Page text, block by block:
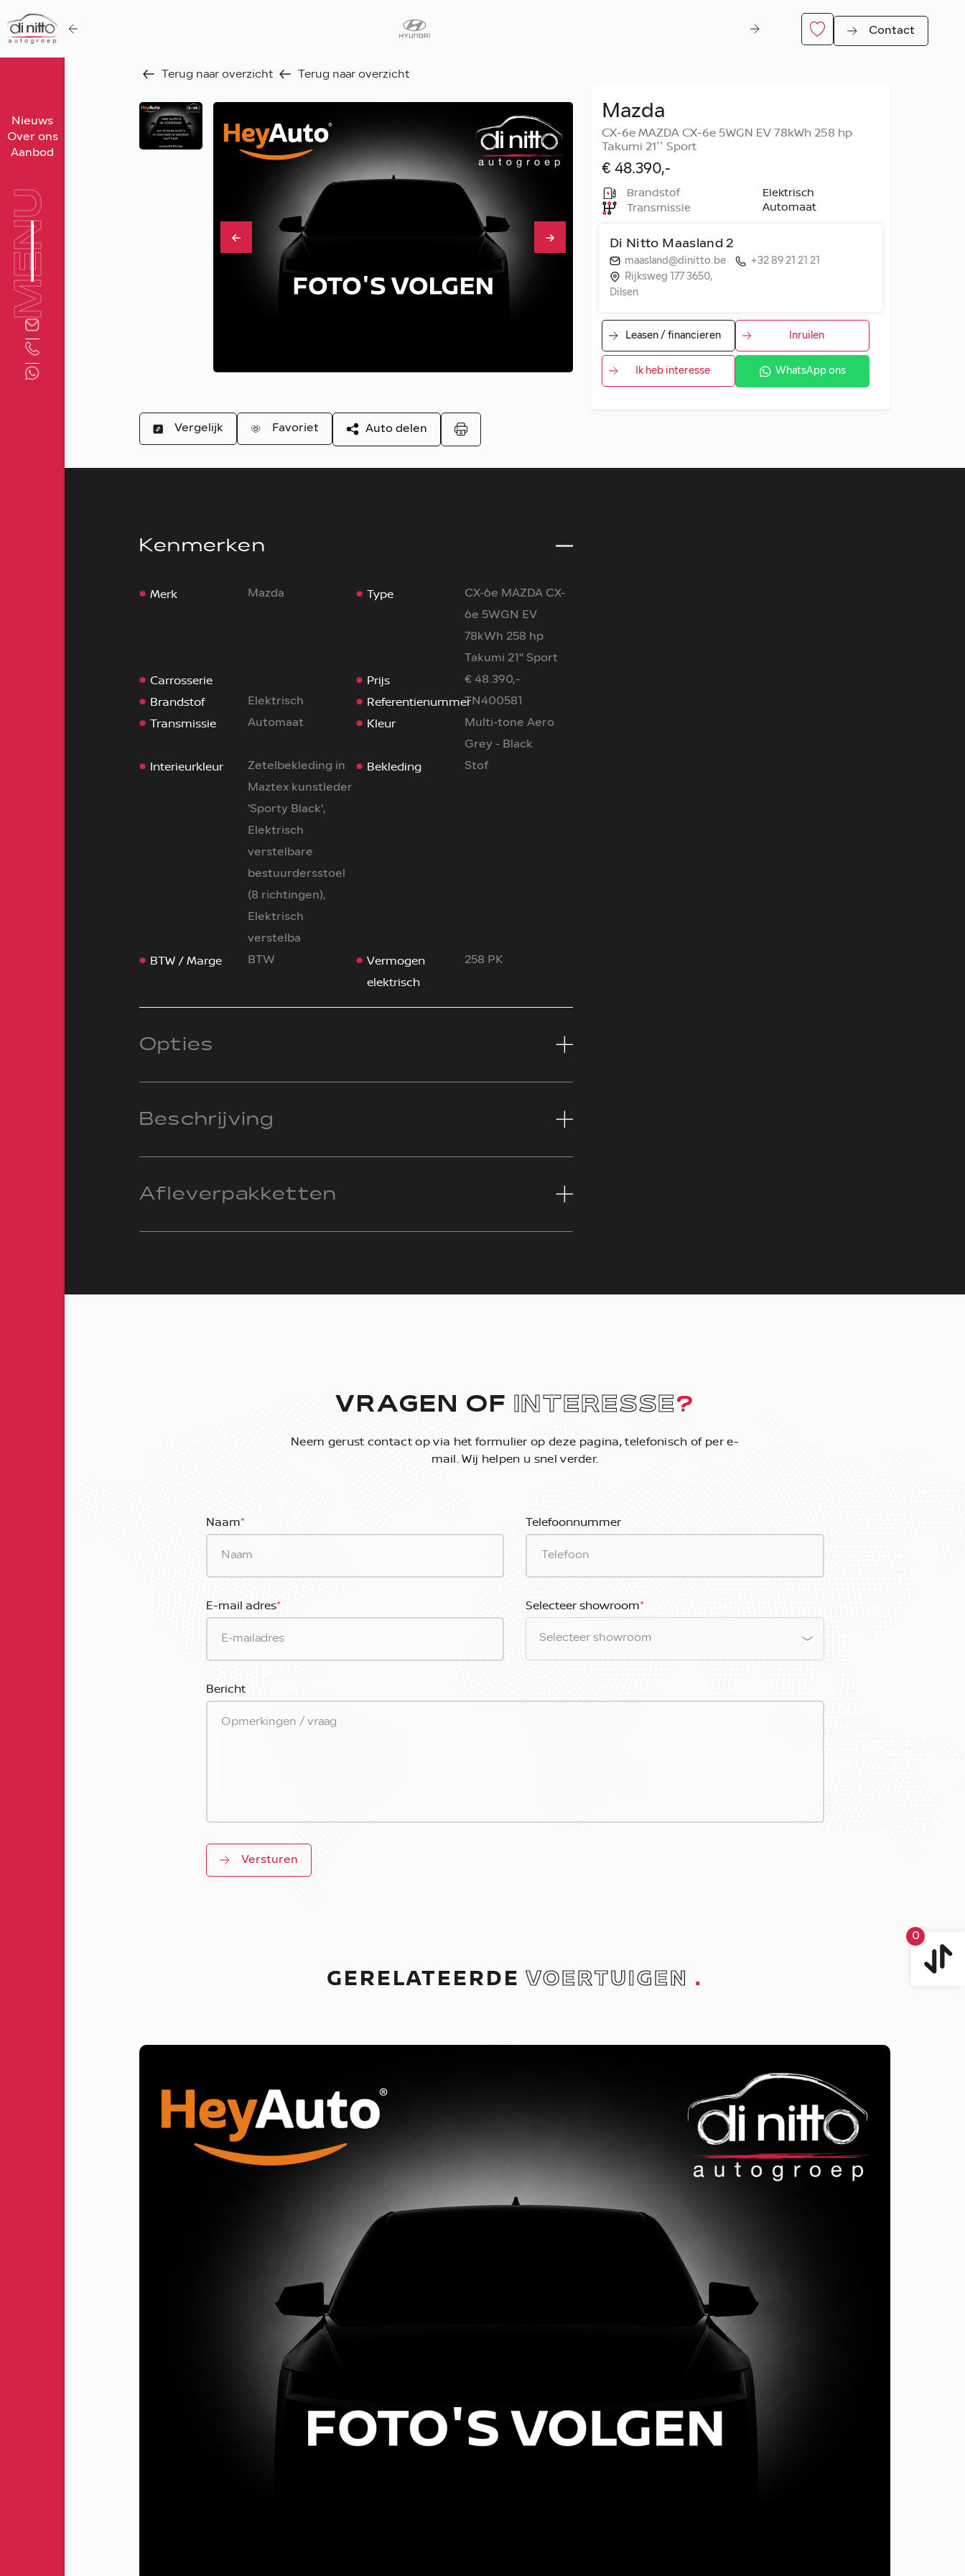
Contact
Nieuws
Over ons
Aanbod
MENU
Home
Nieuws
Diensten
Faq
Fleet
Autoverhuur
Werkplaats
Carrosseriecenter
Contact
0
Terug naar overzicht Terug naar overzicht
Vergelijk Favoriet Auto delen
Kenmerken
Merk Mazda Type
CX-6e MAZDA CX-
6e 5WGN EV
78kWh 258 hp
Takumi 21'' Sport
Carrosserie Prijs € 48.390,-
Brandstof Elektrisch ReferentienummerTN400581
Transmissie Automaat Kleur
Multi-tone Aero
Grey - Black
Interieurkleur
Zetelbekleding in
Maztex kunstleder
'Sporty Black',
Elektrisch
verstelbare
bestuurdersstoel
(8 richtingen),
Elektrisch
verstelba
Bekleding Stof
BTW / Marge BTW
Vermogen
elektrisch
258 PK
Opties
Beschrijving
Afleverpakketten
Mazda
CX-6e MAZDA CX-6e 5WGN EV 78kWh 258 hp
Takumi 21'' Sport
€ 48.390,-
Brandstof
Elektrisch
Transmissie
Automaat
Di Nitto Maasland 2
maasland@dinitto.be
+32 89 21 21 21
Rijksweg 177 3650,
Dilsen
Leasen / financieren Inruilen
Ik heb interesse WhatsApp ons
VRAGEN OF INTERESSE?
Neem gerust contact op via het formulier op deze pagina, telefonisch of per e-
mail. Wij helpen u snel verder.
Naam* Telefoonnummer
E-mail adres* Selecteer showroom*
Bericht
Versturen
GERELATEERDEVOERTUIGEN .